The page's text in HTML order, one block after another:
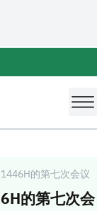
的第七次会议
的第七次会